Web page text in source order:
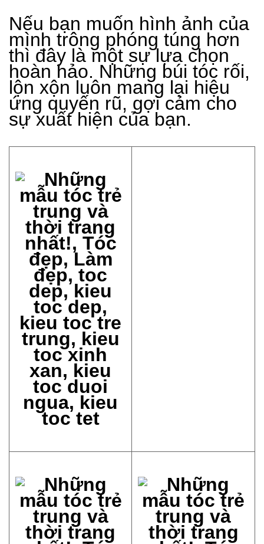
Nếu bạn muốn hình ảnh của
mình trông phóng túng hơn
thì đây là một sự lựa chọn
hoàn hảo. Những búi tóc rối,
lộn xộn luôn mang lại hiệu
ứng quyến rũ, gợi cảm cho
sự xuất hiện của bạn.